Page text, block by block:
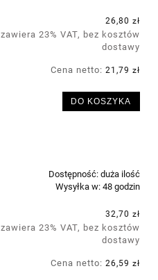
26,80 zł
zawiera 23% VAT, bez kosztów
dostawy
Cena netto: 21,79 zł
DO KOSZYKA
Dostępność: duża ilość
Wysyłka w: 48 godzin
32,70 zł
zawiera 23% VAT, bez kosztów
dostawy
Cena netto: 26,59 zł